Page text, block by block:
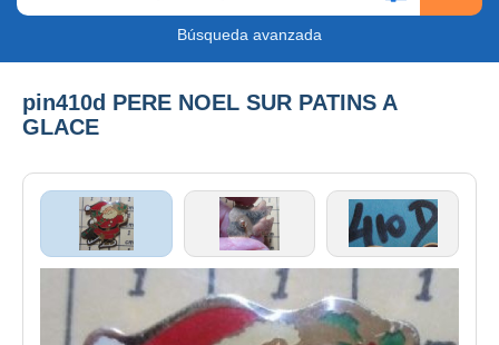
Búsqueda avanzada
pin410d PERE NOEL SUR PATINS A
GLACE